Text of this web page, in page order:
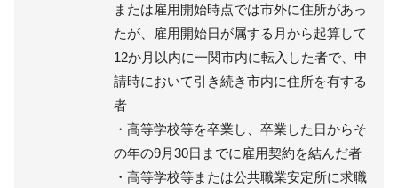
または雇用開始時点では市外に住所があっ
たが、雇用開始日が属する月から起算して
12か月以内に一関市内に転入した者で、申
請時において引き続き市内に住所を有する
者
・高等学校等を卒業し、卒業した日からそ
の年の9月30日までに雇用契約を結んだ者
・高等学校等または公共職業安定所に求職